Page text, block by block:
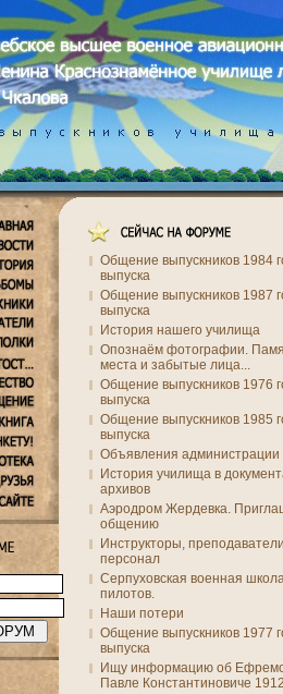
Общение выпускников 1984
выпуска
Общение выпускников 1987
выпуска
История нашего училища
Опознаём фотографии.
места и забытые лица...
Общение выпускников 1976
выпуска
Общение выпускников 1985
выпуска
Объявления администрации
История училища в
архивов
Аэродром Жердевка.
общению
Инструкторы,
персонал
Серпуховская военная
пилотов.
Наши потери
Общение выпускников 1977
выпуска
Ищу информацию об
Павле Константиновиче